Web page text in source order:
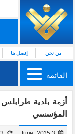
من نحن إتصل بنا
القائمة
أزمة بلدية
المؤسسي